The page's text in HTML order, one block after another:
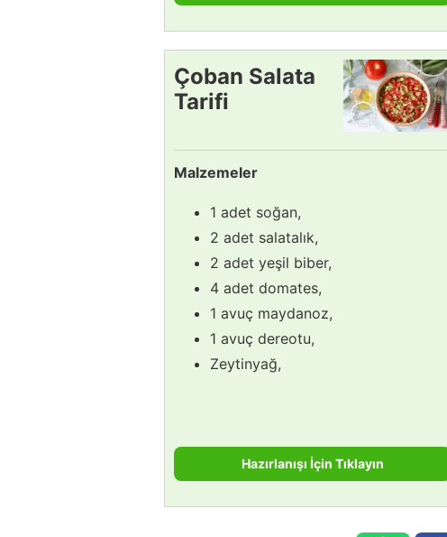
Çoban Salata
Tarifi
Malzemeler
1 adet soğan,
2 adet salatalık,
2 adet yeşil biber,
4 adet domates,
1 avuç maydanoz,
1 avuç dereotu,
Zeytinyağ,
Hazırlanışı İçin Tıklayın